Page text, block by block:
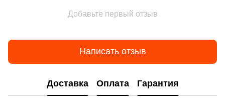
Добавьте первый отзыв
Написать отзыв
Доставка Оплата Гарантия